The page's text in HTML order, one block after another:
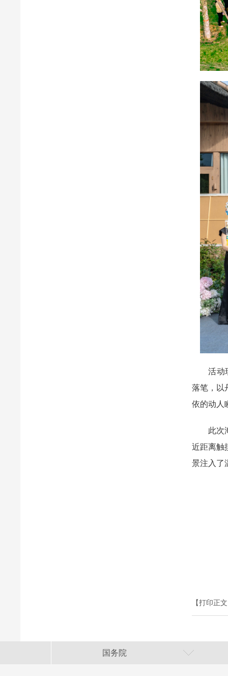
活动现
落笔，以
依的动人
此次海
近距离触
景注入了
【打印正
国务院